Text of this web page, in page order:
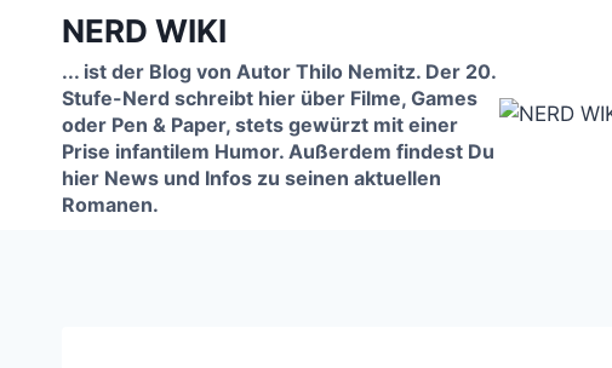
springen
NERD WIKI
... ist der Blog von Autor Thilo Nemitz. Der 20.
Stufe-Nerd schreibt hier über Filme, Games
oder Pen & Paper, stets gewürzt mit einer
Prise infantilem Humor. Außerdem findest Du
hier News und Infos zu seinen aktuellen
Romanen.